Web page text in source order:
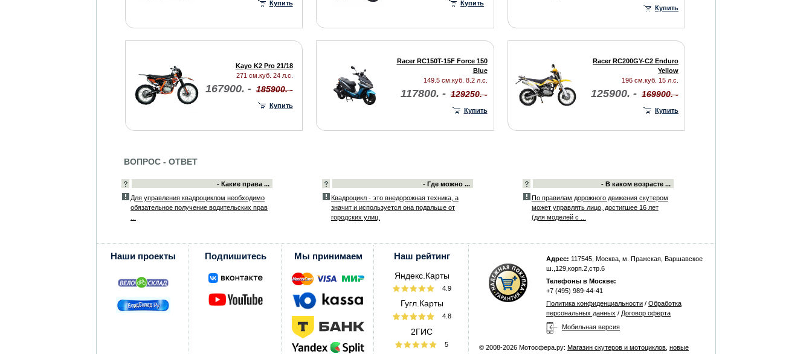
Купить Купить
Купить
Kayo K2 Pro 21/18
271 см.куб. 24 л.с.
167900. - 185900. -
Купить
Racer RC150T-15F Force 150
Blue
149.5 см.куб. 8.2 л.с.
117800. - 129250. -
Купить
Racer RC200GY-C2 Enduro
Yellow
196 см.куб. 15 л.с.
125900. - 169900. -
Купить
ВОПРОС - ОТВЕТ
- Какие права ...
Для управления квадроциклом необходимо
обязательное получение водительских прав
- Где можно ...
Квадроцикл - это внедорожная техника, а
значит и используется она подальше от
городских улиц.
- В каком возрасте ...
По правилам дорожного движения скутером
может управлять лицо, достигшее 16 лет
(для моделей с ...
Наши проекты Подпишитесь Мы принимаем Наш рейтинг
Яндекс.Карты
4.9
Гугл.Карты
4.8
2ГИС
5
Адрес: 117545, Москва, м. Пражская, Варшавское
ш.,129,корп.2,стр.6
Телефоны в Москве:
+7 (495) 989-44-41
Политика конфиденциальности / Обработка
персональных данных / Договор оферта
Мобильная версия
© 2008-2026 Мотосфера.ру: Магазин скутеров и мотоциклов новые